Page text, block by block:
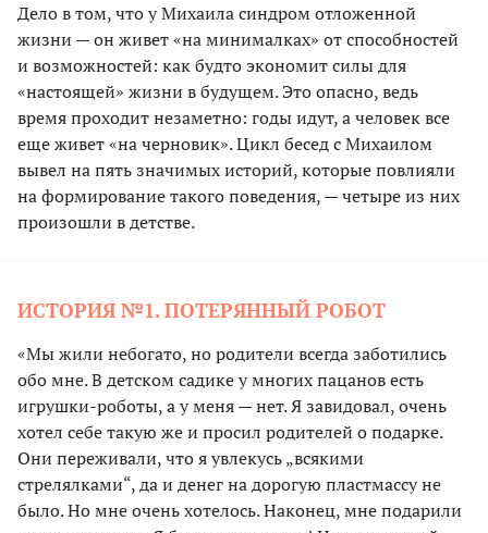
Дело в том, что у Михаила синдром отложенной
жизни — он живет «на минималках» от способностей
и возможностей: как будто экономит силы для
«настоящей» жизни в будущем. Это опасно, ведь
время проходит незаметно: годы идут, а человек все
еще живет «на черновик». Цикл бесед с Михаилом
вывел на пять значимых историй, которые повлияли
на формирование такого поведения, — четыре из них
произошли в детстве.
ИСТОРИЯ №1. ПОТЕРЯННЫЙ РОБОТ
«Мы жили небогато, но родители всегда заботились
обо мне. В детском садике у многих пацанов есть
игрушки-роботы, а у меня — нет. Я завидовал, очень
хотел себе такую же и просил родителей о подарке.
Они переживали, что я увлекусь „всякими
стрелялками“, да и денег на дорогую пластмассу не
было. Но мне очень хотелось. Наконец, мне подарили